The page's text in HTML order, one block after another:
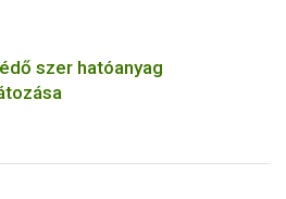
szer hatóanyag